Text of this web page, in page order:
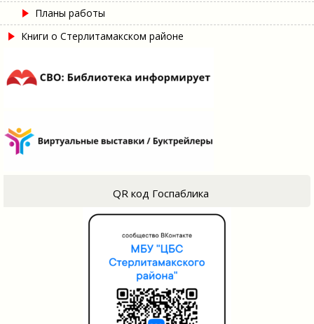
Планы работы
Книги о Стерлитамакском районе
QR код Госпаблика